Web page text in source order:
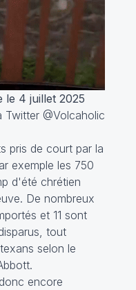
le 4 juillet 2025
Twitter @Volcaholic
pris de court par la
exemple les 750
d'été chrétien
De nombreux
et 11 sont
tout
selon le
encore